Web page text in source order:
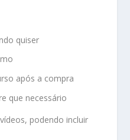
quiser
após a compra
que necessário
podendo incluir